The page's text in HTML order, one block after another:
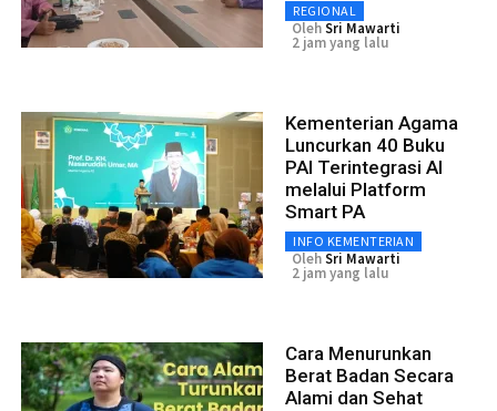
REGIONAL
OlehSri Mawarti
2 jam yang lalu
Kementerian Agama
Luncurkan 40 Buku
PAI Terintegrasi AI
melalui Platform
Smart PA
INFO KEMENTERIAN
OlehSri Mawarti
2 jam yang lalu
Cara Menurunkan
Berat Badan Secara
Alami dan Sehat